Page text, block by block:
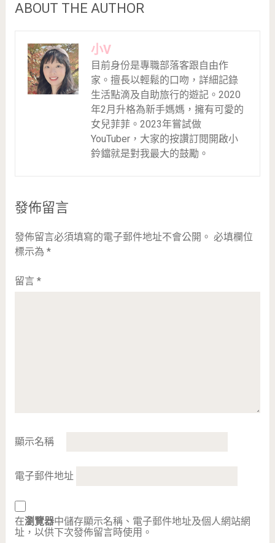
ABOUT THE AUTHOR
小V
目前身份是專職部落客跟自由作
家。擅長以輕鬆的口吻，詳細記錄
生活點滴及自助旅行的遊記。2020
年2月升格為新手媽媽，擁有可愛的
女兒菲菲。2023年嘗試做
YouTuber，大家的按讚訂閱開啟小
鈴鐺就是對我最大的鼓勵。
發佈留言
發佈留言必須填寫的電子郵件地址不會公開。 必填欄位
標示為 *
留言 *
顯示名稱
電子郵件地址
在瀏覽器中儲存顯示名稱、電子郵件地址及個人網站網
址，以供下次發佈留言時使用。